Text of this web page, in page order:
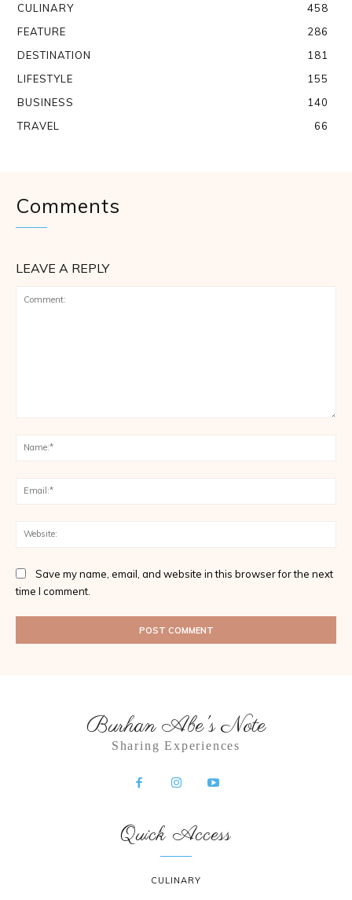
CULINARY
458
FEATURE
286
DESTINATION
181
LIFESTYLE
155
BUSINESS
140
TRAVEL
66
Comments
LEAVE A REPLY
Save my name, email, and website in this browser for the next
time I comment.
Burhan Abe's Note
Sharing Experiences
Quick Access
CULINARY